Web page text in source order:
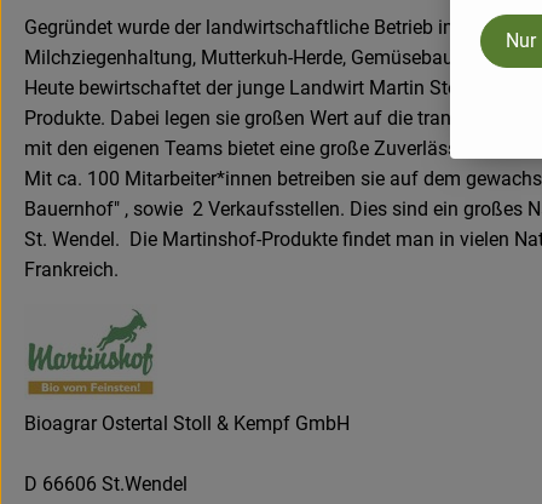
Gegründet wurde der landwirtschaftliche Betrieb im
Milchziegenhaltung, Mutterkuh-Herde, Gemüsebau und
Heute bewirtschaftet der junge Landwirt Martin Stoll die
Produkte. Dabei legen sie großen Wert auf die
mit den eigenen Teams bietet eine große Zuverlässigkeit an
Mit ca. 100 Mitarbeiter*innen betreiben sie auf dem
Bauernhof" , sowie 2 Verkaufsstellen. Dies sind ein großes
St. Wendel. Die Martinshof-Produkte findet man in vielen
Frankreich.
Bioagrar Ostertal Stoll & Kempf GmbH
D 66606 St.Wendel
Nur